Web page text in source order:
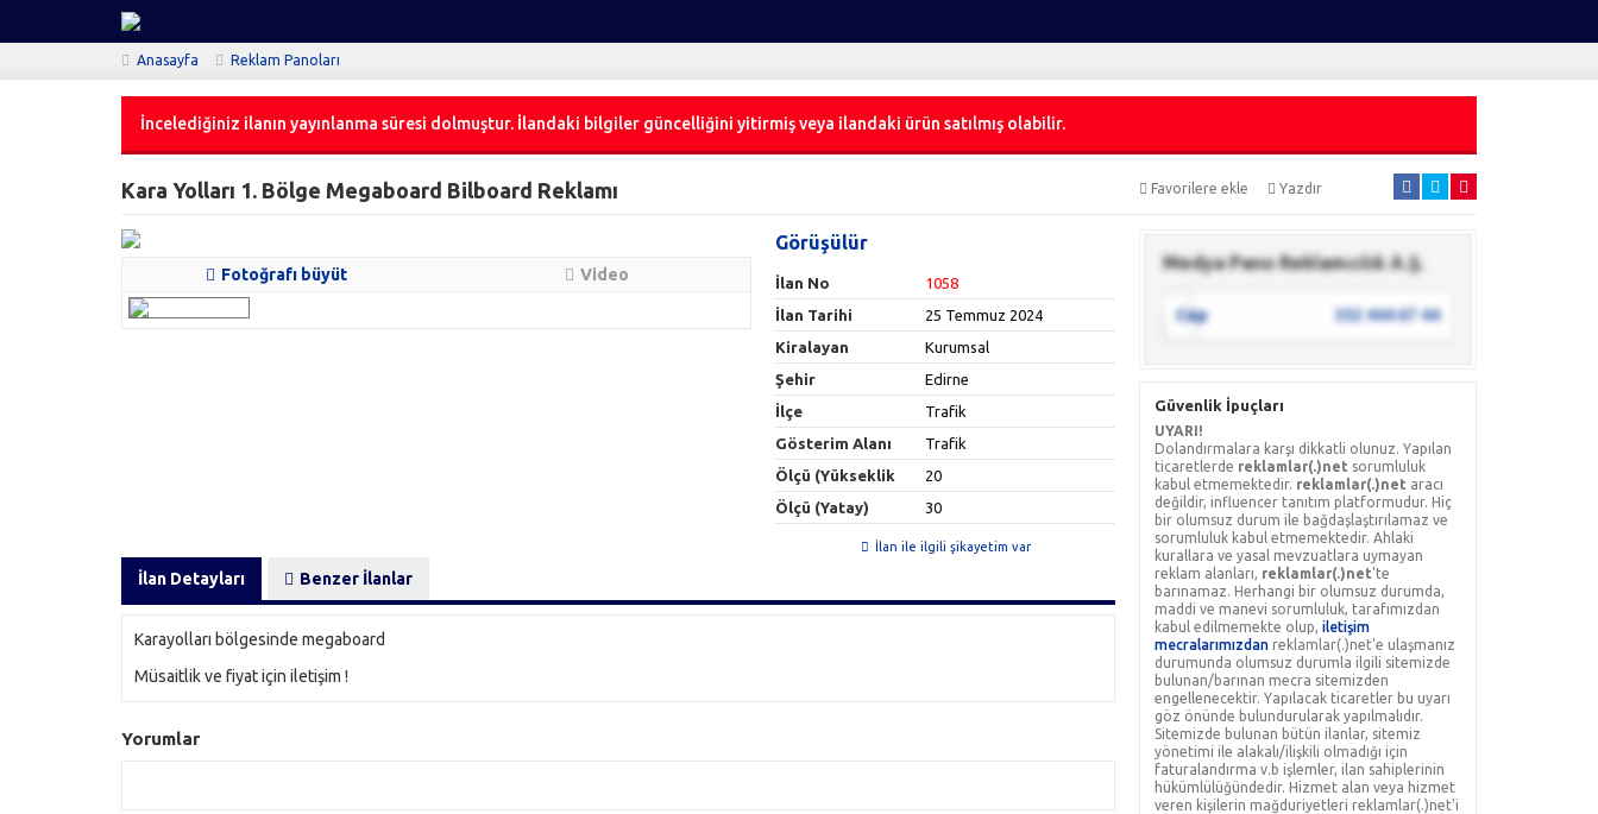
Anasayfa Reklam Panoları
İncelediğiniz ilanın yayınlanma süresi dolmuştur. İlandaki bilgiler güncelliğini yitirmiş veya ilandaki ürün satılmış olabilir.
Kara Yolları 1. Bölge Megaboard Bilboard Reklamı Favorilere ekle Yazdır
Fotoğrafı büyüt Video
Görüşülür
İlan No
1058
İlan Tarihi
25 Temmuz 2024
Kiralayan
Kurumsal
Şehir
Edirne
İlçe
Trafik
Gösterim Alanı
Trafik
Ölçü (Yükseklik
20
Ölçü (Yatay)
30
İlan ile ilgili şikayetim var
İlan Detayları Benzer İlanlar
Karayolları bölgesinde megaboard
Müsaitlik ve fiyat için iletişim !
Yorumlar
Medya Pano Reklamcılık A.Ş.
Cep 352 444 67 44
Güvenlik İpuçları
UYARI!
Dolandırmalara karşı dikkatli olunuz. Yapılan
ticaretlerde reklamlar(.)net sorumluluk
kabul etmemektedir. reklamlar(.)net aracı
değildir, influencer tanıtım platformudur. Hiç
bir olumsuz durum ile bağdaşlaştırılamaz ve
sorumluluk kabul etmemektedir. Ahlaki
kurallara ve yasal mevzuatlara uymayan
reklam alanları, reklamlar(.)net'te
barınamaz. Herhangi bir olumsuz durumda,
maddi ve manevi sorumluluk, tarafımızdan
kabul edilmemekte olup,iletişim
mecralarımızdan reklamlar(.)net'e ulaşmanız
durumunda olumsuz durumla ilgili sitemizde
bulunan/barınan mecra sitemizden
engellenecektir. Yapılacak ticaretler bu uyarı
göz önünde bulundurularak yapılmalıdır.
Sitemizde bulunan bütün ilanlar, sitemiz
yönetimi ile alakalı/ilişkili olmadığı için
faturalandırma v.b işlemler, ilan sahiplerinin
hükümlülüğündedir. Hizmet alan veya hizmet
veren kişilerin mağduriyetleri reklamlar(.)net'i